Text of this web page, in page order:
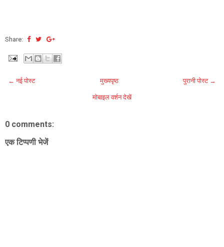
Share:
← नई पोस्ट पुरानी पोस्ट →
मुख्यपृष्ठ
मोबाइल वर्शन देखें
0 comments:
एक टिप्पणी भेजें